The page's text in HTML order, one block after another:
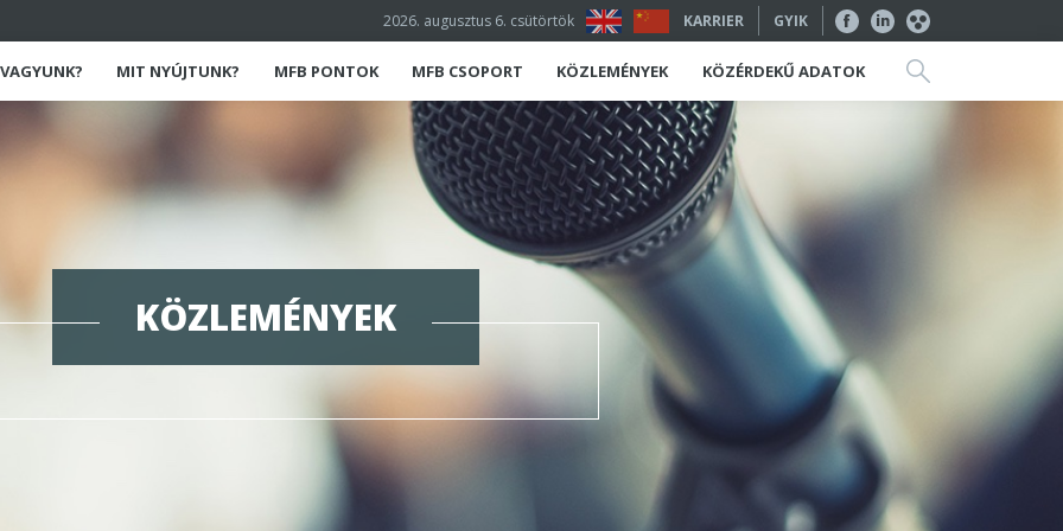
2026. augusztus 6. csütörtök KARRIER GYIK
MIT NYÚJTUNK? MFB PONTOK MFB CSOPORT KÖZLEMÉNYEK KÖZÉRDEKŰ ADATOK
KÖZLEMÉNYEK